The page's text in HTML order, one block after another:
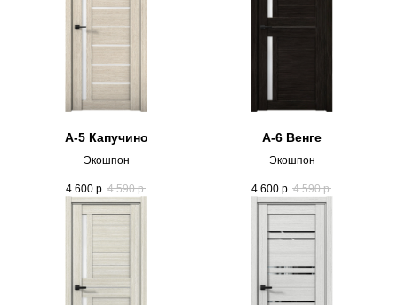
А-5 Капучино
Экошпон
4 600 р. 4 590 р.
А-6 Венге
Экошпон
4 600 р. 4 590 р.